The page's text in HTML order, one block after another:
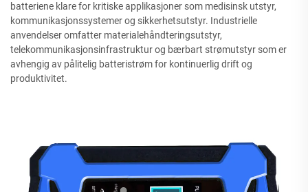
batteriene klare for kritiske applikasjoner som medisinsk utstyr,
kommunikasjonssystemer og sikkerhetsutstyr. Industrielle
anvendelser omfatter materialehåndteringsutstyr,
telekommunikasjonsinfrastruktur og bærbart strømutstyr som er
avhengig av pålitelig batteristrøm for kontinuerlig drift og
produktivitet.